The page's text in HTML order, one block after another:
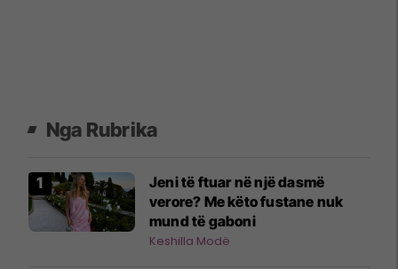
Nga Rubrika
Jeni të ftuar në një dasmë
verore? Me këto fustane nuk
mund të gaboni
Keshilla Modë